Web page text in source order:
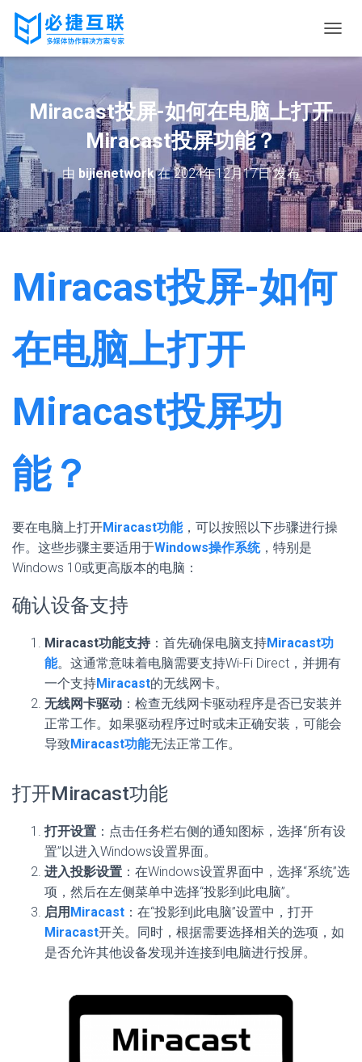
换
Miracast投屏-如何在电脑上打开
Miracast投屏功能？
由 bijienetwork在2024年12月17日发布
Miracast投屏-如何
在电脑上打开
Miracast投屏功
能？
要在电脑上打开Miracast功能，可以按照以下步骤进行操
作。这些步骤主要适用于Windows操作系统，特别是
Windows 10或更高版本的电脑：
确认设备支持
Miracast功能支持：首先确保电脑支持Miracast功
能。这通常意味着电脑需要支持Wi-Fi Direct，并拥有
一个支持Miracast的无线网卡。
无线网卡驱动 ：检查无线网卡驱动程序是否已安装并
正常工作。如果驱动程序过时或未正确安装，可能会
导致Miracast功能无法正常工作。
打开Miracast功能
打开设置 ：点击任务栏右侧的通知图标，选择“所有设
置”以进入Windows设置界面。
进入投影设置 ：在Windows设置界面中，选择“系统”选
项，然后在左侧菜单中选择“投影到此电脑”。
启用 Miracast ：在“投影到此电脑”设置中，打开
Miracast开关。同时，根据需要选择相关的选项，如
是否允许其他设备发现并连接到电脑进行投屏。